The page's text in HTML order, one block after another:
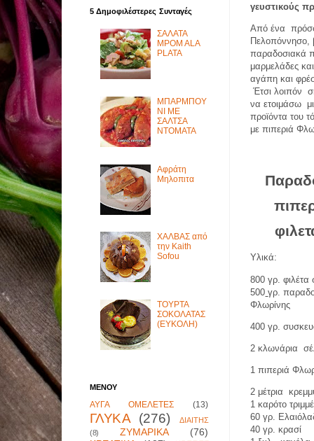
γευστικούς
Από ένα
Πελοπόννησο,
παραδοσιακά
μαρμελάδες
αγάπη και
Έτσι λοιπόν
να ετοιμάσω
προϊόντα του
με πιπεριά
Υλικά:
800 γρ. φιλέτα
500 γρ.
Φλωρίνης
400 γρ.
2 κλωνάρια
1 πιπεριά
2 μέτρια
1 καρότο
60 γρ.
40 γρ. κρασί
5 Δημοφιλέστερες Συνταγές
ΣΑΛΑΤΑ
MPOM ALA
PLATA
ΜΠΑΡΜΠΟΥ
ΝΙ ΜΕ
ΣΑΛΤΣΑ
ΝΤΟΜΑΤΑ
Αφράτη
Μηλοπιτα
ΧΑΛΒΑΣ από
την Kaith
Sofou
ΤΟΥΡΤΑ
ΣΟΚΟΛΑΤΑΣ
(ΕΥΚΟΛΗ)
ΜΕΝΟΥ
ΑΥΓΑ ΟΜΕΛΕΤΕΣ (13)
ΓΛΥΚΑ (276)
ΔΙΑΙΤΗΣ
(8)
ΖΥΜΑΡΙΚΑ
(76)